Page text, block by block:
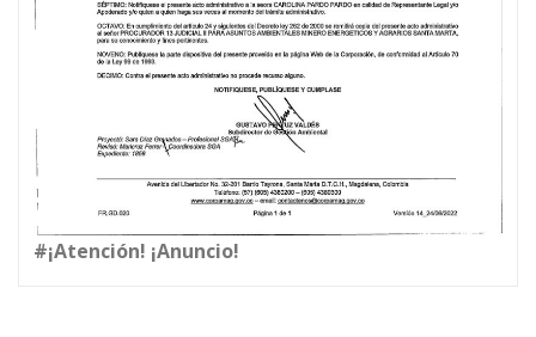
#¡Atención! ¡Anuncio!